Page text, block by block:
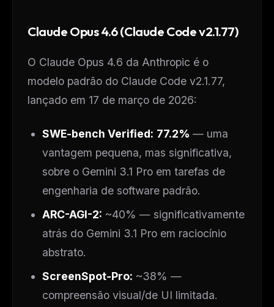
Claude Opus 4.6 (Claude Code v2.1.77)
O Claude Opus 4.6 da Anthropic é o
modelo padrão do Claude Code v2.1.77,
lançado em 17 de março de 2026:
SWE-bench Verified: 77.2% — uma
vantagem pequena, mas significativa,
sobre o Gemini 3.1 Pro em tarefas de
engenharia de software padrão.
ARC-AGI-2: ~40% — significativamente
atrás do Gemini 3.1 Pro em raciocínio
abstrato.
ScreenSpot-Pro: ~38% —
compreensão visual/de UI limitada.
Curated MCP picks, agent skills, rules, and LLM
Email address
No spam. Unsubscribe in one click.
Maybe later